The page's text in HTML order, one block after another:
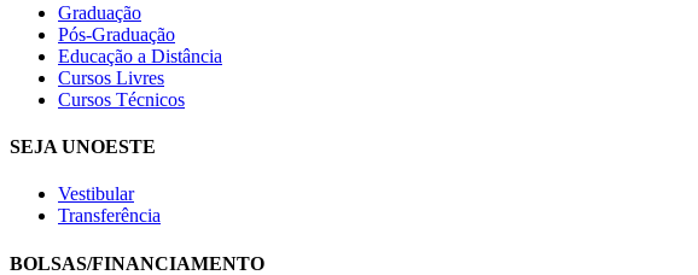
Graduação
Pós-Graduação
Educação a Distância
Cursos Livres
Cursos Técnicos
SEJA UNOESTE
Vestibular
Transferência
BOLSAS/FINANCIAMENTO